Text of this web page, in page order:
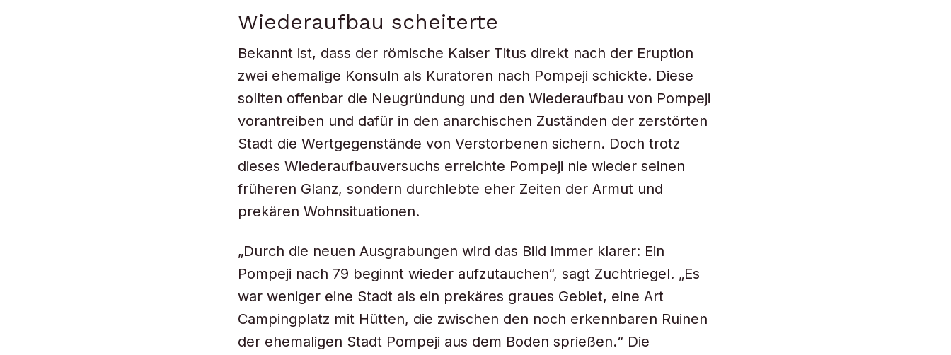
Wiederaufbau scheiterte
Bekannt ist, dass der römische Kaiser Titus direkt nach der Eruption
zwei ehemalige Konsuln als Kuratoren nach Pompeji schickte. Diese
sollten offenbar die Neugründung und den Wiederaufbau von Pompeji
vorantreiben und dafür in den anarchischen Zuständen der zerstörten
Stadt die Wertgegenstände von Verstorbenen sichern. Doch trotz
dieses Wiederaufbauversuchs erreichte Pompeji nie wieder seinen
früheren Glanz, sondern durchlebte eher Zeiten der Armut und
prekären Wohnsituationen.
„Durch die neuen Ausgrabungen wird das Bild immer klarer: Ein
Pompeji nach 79 beginnt wieder aufzutauchen“, sagt Zuchtriegel. „Es
war weniger eine Stadt als ein prekäres graues Gebiet, eine Art
Campingplatz mit Hütten, die zwischen den noch erkennbaren Ruinen
der ehemaligen Stadt Pompeji aus dem Boden sprießen.“ Die